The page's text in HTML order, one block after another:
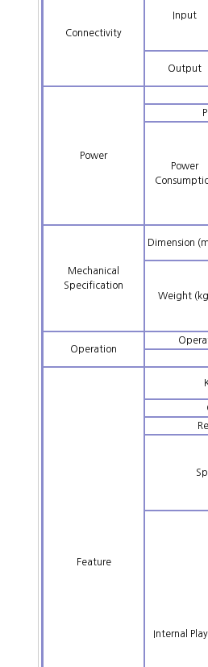
Connectivity
Input
Output
Power
Power
Mechanical
Specification
Dimension
Weight
Operation
Feature
Internal